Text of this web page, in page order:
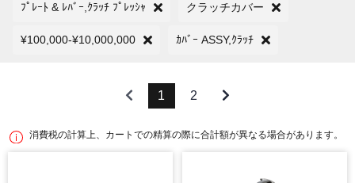
ﾌﾟﾚｰﾄ & ﾚﾊﾞｰ,ｸﾗｯﾁ ﾌﾟﾚｯｼｬ クラッチカバー
¥100,000-¥10,000,000 ｶﾊﾞｰ ASSY,ｸﾗｯﾁ
1 2
消費税の計算上、カートでの精算の際に合計額が異なる場合があります。